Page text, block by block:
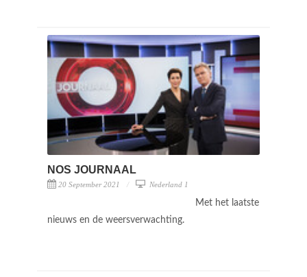
NOS JOURNAAL
20 September 2021 Nederland 1
Met het laatste
nieuws en de weersverwachting.